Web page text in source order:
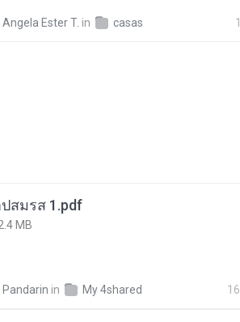
Angela Ester T. in casas
สมรส 1.pdf
MB
Pandarin in My 4shared